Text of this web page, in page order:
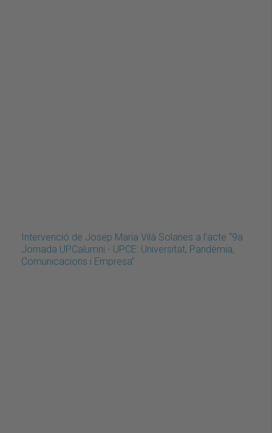
Intervenció de Josep Maria Vilà Solanes a l'acte “9a
Jornada UPCalumni - UPCE: Universitat, Pandèmia,
Comunicacions i Empresa”